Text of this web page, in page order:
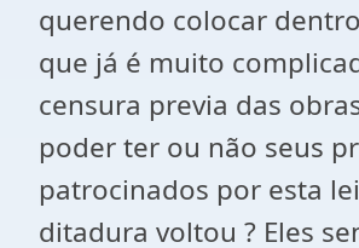
querendo colocar
que já é muito
censura previa das
poder ter ou não seus
patrocinados por esta
ditadura voltou ? Eles